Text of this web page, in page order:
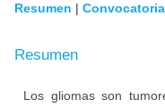
Resumen | Convocatoria
Resumen
Los gliomas son